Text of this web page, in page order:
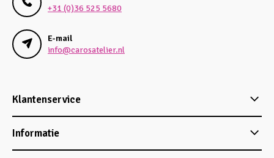
+31 (0)36 525 5680
E-mail
info@carosatelier.nl
Klantenservice
Informatie